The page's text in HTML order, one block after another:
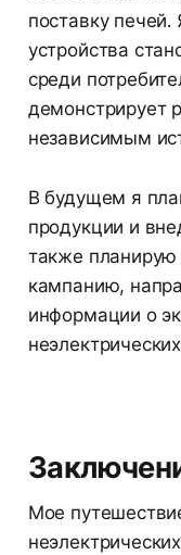
поставку
устройства
среди
демонстрирует
независимым
В будущем я
продукции и
также планирую
кампанию,
информации о
Мое